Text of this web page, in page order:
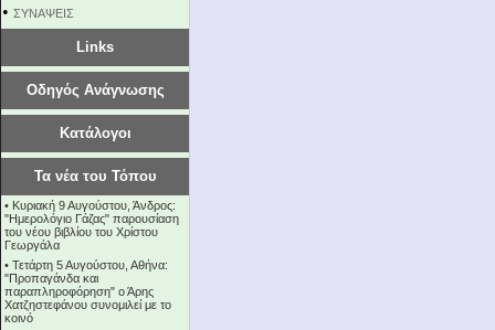
• ΣΥΝΑΨΕΙΣ
Links
Οδηγός Ανάγνωσης
Κατάλογοι
Τα νέα του Τόπου
• Κυριακή 9 Αυγούστου, Άνδρος:
"Ημερολόγιο Γάζας" παρουσίαση
του νέου βιβλίου του Χρίστου
Γεωργάλα
• Τετάρτη 5 Αυγούστου, Αθήνα:
"Προπαγάνδα και
παραπληροφόρηση" ο Άρης
Χατζηστεφάνου συνομιλεί με το
κοινό